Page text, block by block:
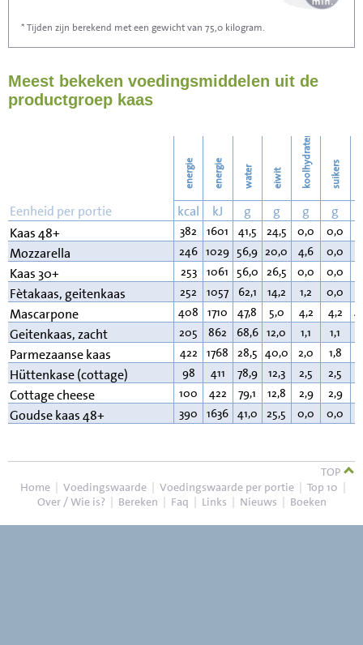
Stofzuigen
Strijken 25
28
* Tijden zijn berekend met een gewicht van 75,0 kilogram.
Meest bekeken voedingsmiddelen uit de
productgroep kaas
energie energie water eiwit koolhydraten suikers
Eenheid per portie kcal kJ g g g g
Kaas 48+
382 1601 41,5 24,5 0,0 0,0
Mozzarella 246 1029 56,9 20,0 4,6 0,0
Kaas 30+ 253 1061 56,0 26,5 0,0 0,0
Fètakaas, geitenkaas 252 1057 62,1 14,2 1,2 0,0
Mascarpone 408 1710 47,8 5,0 4,2 4,2
Geitenkaas, zacht 205 862 68,6 12,0 1,1 1,1
Parmezaanse kaas 422 1768 28,5 40,0 2,0 1,8
Hüttenkase (cottage) 98 411 78,9 12,3 2,5 2,5
Cottage cheese 100 422 79,1 12,8 2,9 2,9
Goudse kaas 48+ 390 1636 41,0 25,5 0,0 0,0
TOP
Home | Voedingswaarde | Voedingswaarde per portie | Top 10 |
Over / Wie is? | Bereken | Faq | Links | Nieuws | Boeken